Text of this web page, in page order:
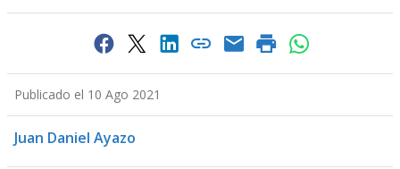
Publicado el 10 Ago 2021
Juan Daniel Ayazo